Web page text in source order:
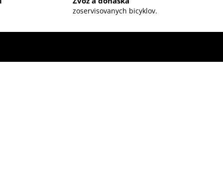
zoservisovanych bicyklov.